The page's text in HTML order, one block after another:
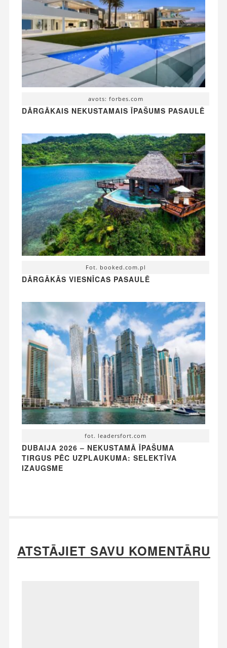
avots: forbes.com
DĀRGĀKAIS NEKUSTAMAIS ĪPAŠUMS PASAULĒ
Fot. booked.com.pl
DĀRGĀKĀS VIESNĪCAS PASAULĒ
fot. leadersfort.com
DUBAIJA 2026 – NEKUSTAMĀ ĪPAŠUMA
TIRGUS PĒC UZPLAUKUMA: SELEKTĪVA
IZAUGSME
ATSTĀJIET SAVU KOMENTĀRU